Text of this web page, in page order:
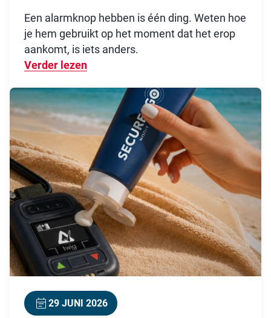
Een alarmknop hebben is één ding. Weten hoe
je hem gebruikt op het moment dat het erop
aankomt, is iets anders.
Verder lezen
29 JUNI 2026